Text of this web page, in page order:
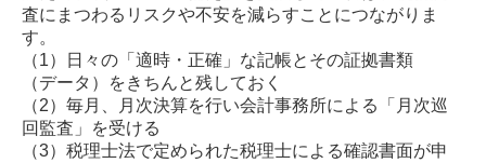
査にまつわるリスクや不安を減らすことにつながりま
す。
（1）日々の「適時・正確」な記帳とその証拠書類
（データ）をきちんと残しておく
（2）毎月、月次決算を行い会計事務所による「月次巡
回監査」を受ける
（3）税理士法で定められた税理士による確認書面が申